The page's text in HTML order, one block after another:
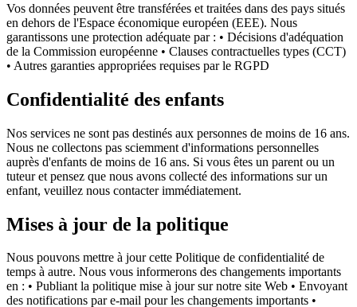
Vos données peuvent être transférées et traitées dans des pays situés
en dehors de l'Espace économique européen (EEE). Nous
garantissons une protection adéquate par : • Décisions d'adéquation
de la Commission européenne • Clauses contractuelles types (CCT)
• Autres garanties appropriées requises par le RGPD
Confidentialité des enfants
Nos services ne sont pas destinés aux personnes de moins de 16 ans.
Nous ne collectons pas sciemment d'informations personnelles
auprès d'enfants de moins de 16 ans. Si vous êtes un parent ou un
tuteur et pensez que nous avons collecté des informations sur un
enfant, veuillez nous contacter immédiatement.
Mises à jour de la politique
Nous pouvons mettre à jour cette Politique de confidentialité de
temps à autre. Nous vous informerons des changements importants
en : • Publiant la politique mise à jour sur notre site Web • Envoyant
des notifications par e-mail pour les changements importants •